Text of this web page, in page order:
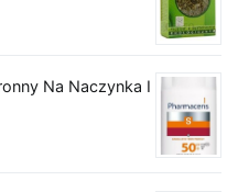
Na Naczynka I